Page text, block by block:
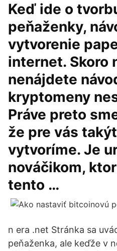
Keď ide o
peňaženky,
vytvorenie
internet. Skoro
nenájdete
kryptomeny
Práve preto
že pre vás
vytvoríme. Je
nováčikom,
tento …
n era .net Stránka sa
peňaženka, ale keďže v